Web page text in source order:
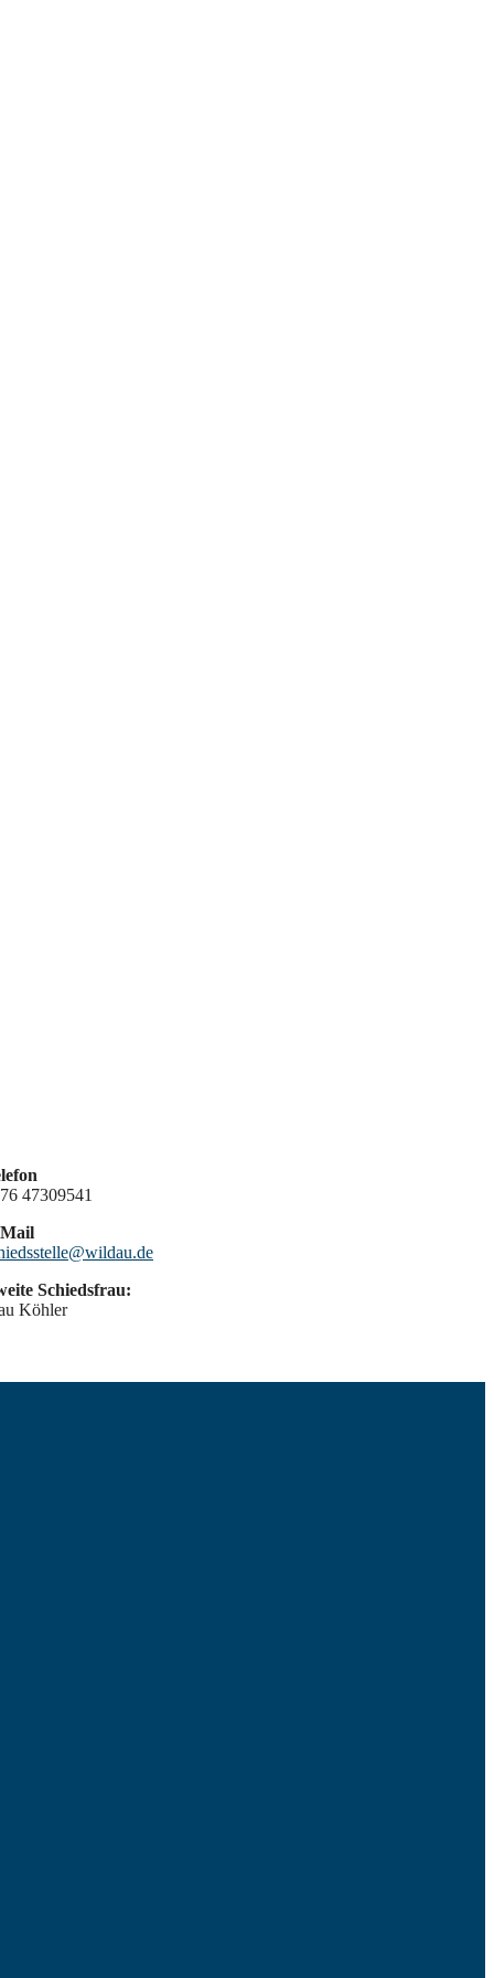
47309541
Schiedsfrau:
Köhler